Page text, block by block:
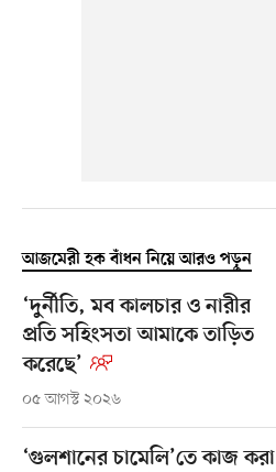
আজমেরী হক বাঁধন নিয়ে আরও পড়ুন
‘দুর্নীতি, মব কালচার ও নারীর
প্রতি সহিংসতা আমাকে তাড়িত
করেছে’
০৫ আগস্ট ২০২৬
‘গুলশানের চামেলি’তে কাজ করা